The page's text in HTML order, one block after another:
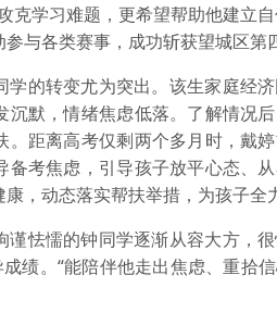
克学习难题，更希望帮助他建立
与各类赛事，成功斩获望城区第
学的转变尤为突出。该生家庭经
沉默，情绪焦虑低落。了解情况
距离高考仅剩两个多月时，戴
备考焦虑，引导孩子放平心态、
，动态落实帮扶举措，为孩子全
谨怯懦的钟同学逐渐从容大方，
绩。“能陪伴他走出焦虑、重拾